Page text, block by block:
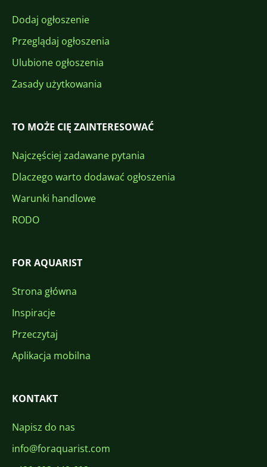
Dodaj ogłoszenie
Przeglądaj ogłoszenia
Ulubione ogłoszenia
Zasady użytkowania
TO MOŻE CIĘ ZAINTERESOWAĆ
Najczęściej zadawane pytania
Dlaczego warto dodawać ogłoszenia
Warunki handlowe
RODO
FOR AQUARIST
Strona główna
Inspiracje
Przeczytaj
Aplikacja mobilna
KONTAKT
Napisz do nas
info@foraquarist.com